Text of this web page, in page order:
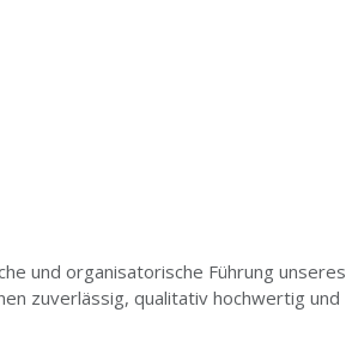
und organisatorische Führung unseres
zuverlässig, qualitativ hochwertig und